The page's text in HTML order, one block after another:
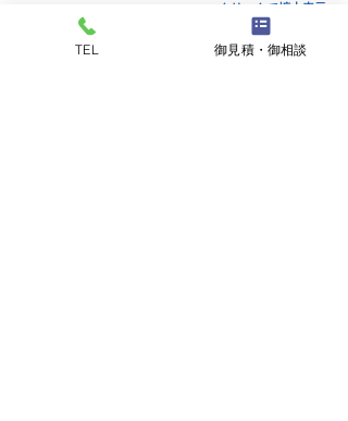
クリックで拡大表示
TEL 御見積・御相談